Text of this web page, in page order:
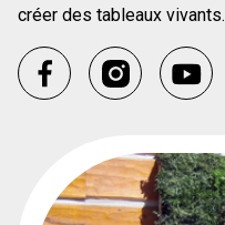
créer des tableaux vivants.